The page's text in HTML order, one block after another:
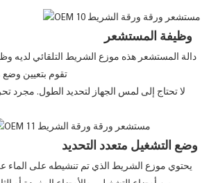
وظيفة المستشعر
دالة المستشعر هذه موزع الشريط التلقائي لديه
لا تحتاج إلى لمس الجهاز لتحديد الطول. مجرد
وضع التشغيل متعدد التحديد
يحتوي موزع الشريط الذي تم تنشيطه على الماء